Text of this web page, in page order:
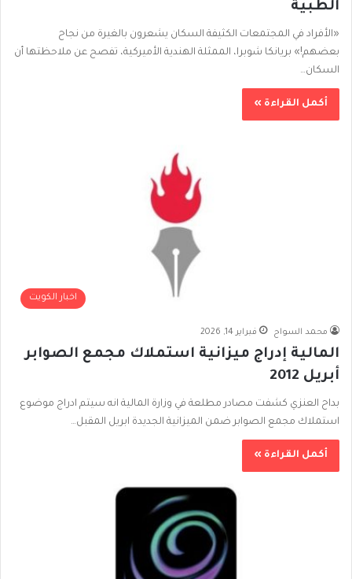
الطبية
«الأفراد في المجتمعات الكثيفة السكان يشعرون بالغيرة من نجاح
بعضهم!» بريانكا شوبرا، الممثلة الهندية الأميركية، تفصح عن ملاحظتها أن
السكان…
أكمل القراءة »
اخبار الكويت
محمد السواح فبراير 14, 2026
المالية إدراج ميزانية استملاك مجمع الصوابر
أبريل 2012
بداح العنزي كشفت مصادر مطلعة في وزارة المالية انه سيتم ادراج موضوع
استملاك مجمع الصوابر ضمن الميزانية الجديدة ابريل المقبل…
أكمل القراءة »